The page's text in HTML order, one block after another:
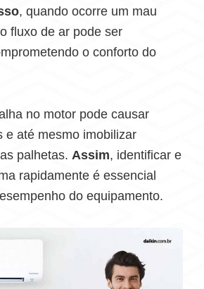
, quando ocorre um mau
fluxo de ar pode ser
o conforto do
no motor pode causar
e até mesmo imobilizar
palhetas. Assim, identificar e
rapidamente é essencial
do equipamento.